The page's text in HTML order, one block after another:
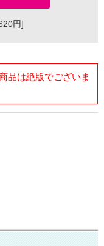
円]
品は絶版でございま